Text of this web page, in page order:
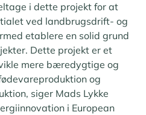
i dette projekt for at
ved landbrugsdrift- og
etablere en solid grund
Dette projekt er et
mere bæredygtige og
og
siger Mads Lykke
i European